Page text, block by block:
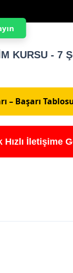
KURSU - 7
– Başarı
Hızlı İletişime